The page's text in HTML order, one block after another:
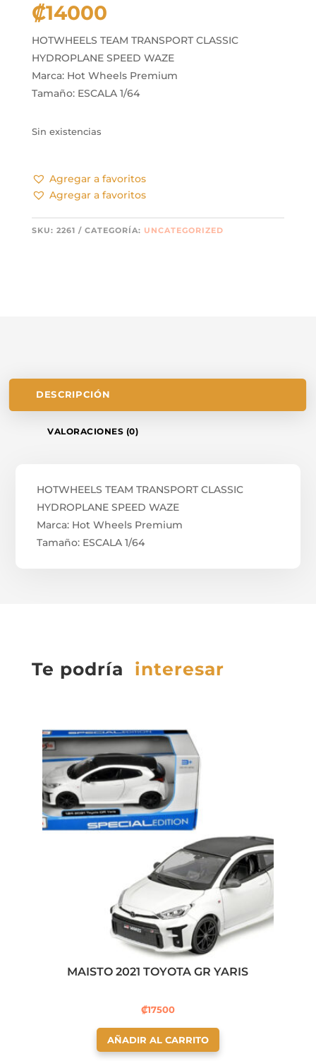
₡14000
HOTWHEELS TEAM TRANSPORT CLASSIC
HYDROPLANE SPEED WAZE
Marca: Hot Wheels Premium
Tamaño: ESCALA 1/64
Sin existencias
Agregar a favoritos
Agregar a favoritos
SKU: 2261 CATEGORÍA: UNCATEGORIZED
DESCRIPCIÓN
VALORACIONES (0)
HOTWHEELS TEAM TRANSPORT CLASSIC
HYDROPLANE SPEED WAZE
Marca: Hot Wheels Premium
Tamaño: ESCALA 1/64
Te podría interesar
MAISTO 2021 TOYOTA GR YARIS
₡17500
AÑADIR AL CARRITO